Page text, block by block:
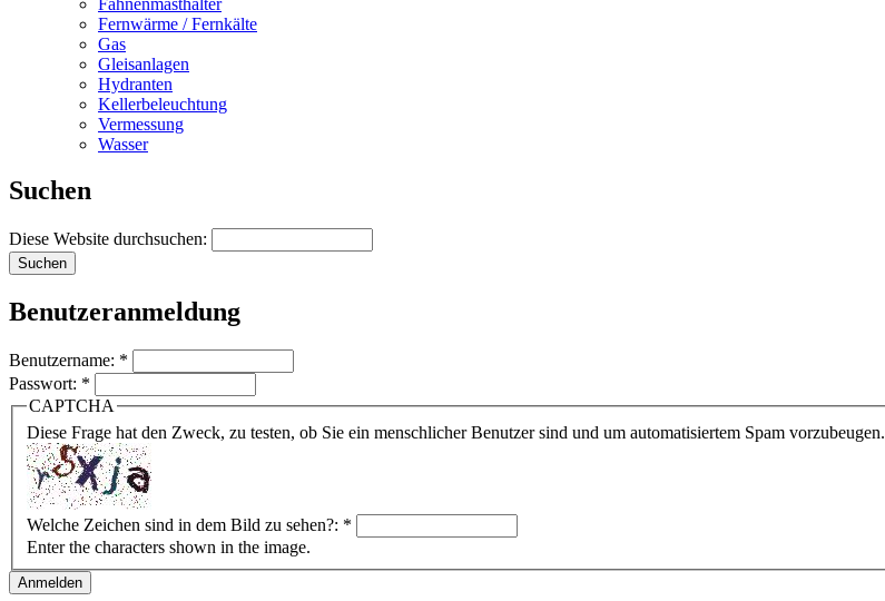
Fernwärme / Fernkälte
Gas
Gleisanlagen
Hydranten
Kellerbeleuchtung
Vermessung
Wasser
Suchen
Diese Website durchsuchen:
Benutzeranmeldung
Benutzername: *
Passwort: *
CAPTCHA
Diese Frage hat den Zweck, zu testen, ob Sie ein menschlicher Benutzer sind und um automatisiertem Spam vorzubeugen.
Welche Zeichen sind in dem Bild zu sehen?: *
Enter the characters shown in the image.